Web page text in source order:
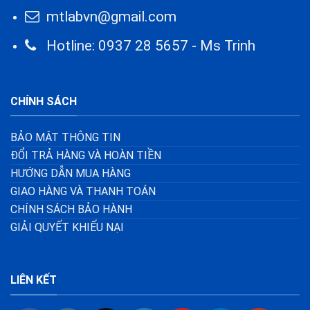
mtlabvn@gmail.com
Hotline: 0937 28 5657 - Ms Trinh
CHÍNH SÁCH
BẢO MẬT THÔNG TIN
ĐỔI TRẢ HÀNG VÀ HOÀN TIỀN
HƯỚNG DẪN MUA HÀNG
GIAO HÀNG VÀ THANH TOÁN
CHÍNH SÁCH BẢO HÀNH
GIẢI QUYẾT KHIẾU NẠI
LIÊN KẾT